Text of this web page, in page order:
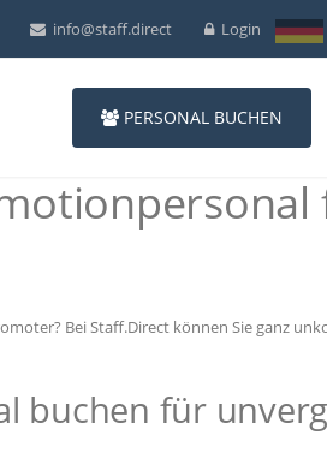
info@staff.direct Login
PERSONAL BUCHEN
Bei Staff.Direct können Sie ganz
buchen für